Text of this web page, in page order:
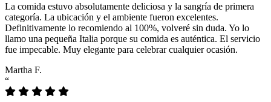
La comida estuvo absolutamente deliciosa y la sangría de primera
categoría. La ubicación y el ambiente fueron excelentes.
Definitivamente lo recomiendo al 100%, volveré sin duda. Yo lo
llamo una pequeña Italia porque su comida es auténtica. El servicio
fue impecable. Muy elegante para celebrar cualquier ocasión.
Martha F.
“